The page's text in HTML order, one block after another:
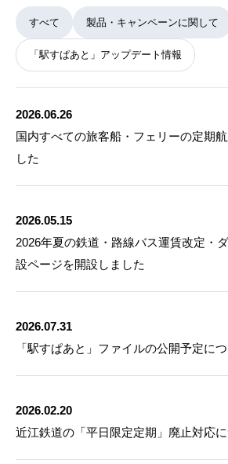
すべて 製品・キャンペーンに関して
「駅すぱあと」アップデート情報
2026.06.26
国内すべての旅客船・フェリーの定期
した
2026.05.15
2026年夏の鉄道・路線バス運賃改定・
設ページを開設しました
2026.07.31
「駅すぱあと」ファイルの公開予定に
2026.02.20
近江鉄道の「平日限定定期」廃止対応